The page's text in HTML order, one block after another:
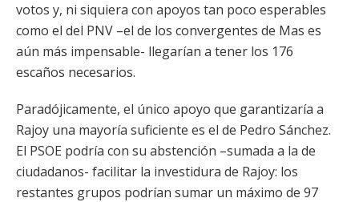
votos y, ni siquiera con apoyos tan poco esperables
como el del PNV –el de los convergentes de Mas es
aún más impensable- llegarían a tener los 176
escaños necesarios.
Paradójicamente, el único apoyo que garantizaría a
Rajoy una mayoría suficiente es el de Pedro Sánchez.
El PSOE podría con su abstención –sumada a la de
ciudadanos- facilitar la investidura de Rajoy: los
restantes grupos podrían sumar un máximo de 97